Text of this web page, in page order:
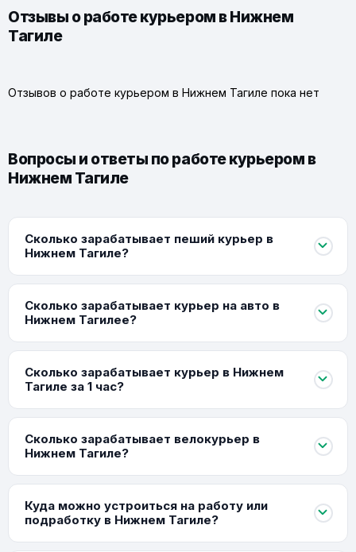
Отзывы о работе курьером в Нижнем
Тагиле
Отзывов о работе курьером в Нижнем Тагиле пока нет
Вопросы и ответы по работе курьером в
Нижнем Тагиле
Сколько зарабатывает пеший курьер в
Нижнем Тагиле?
Сколько зарабатывает курьер на авто в
Нижнем Тагилее?
Сколько зарабатывает курьер в Нижнем
Тагиле за 1 час?
Сколько зарабатывает велокурьер в
Нижнем Тагиле?
Куда можно устроиться на работу или
подработку в Нижнем Тагиле?